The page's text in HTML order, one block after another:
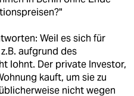
Weil es sich für
aufgrund des
lohnt. Der private Investor,
kauft, um sie zu
nicht wegen